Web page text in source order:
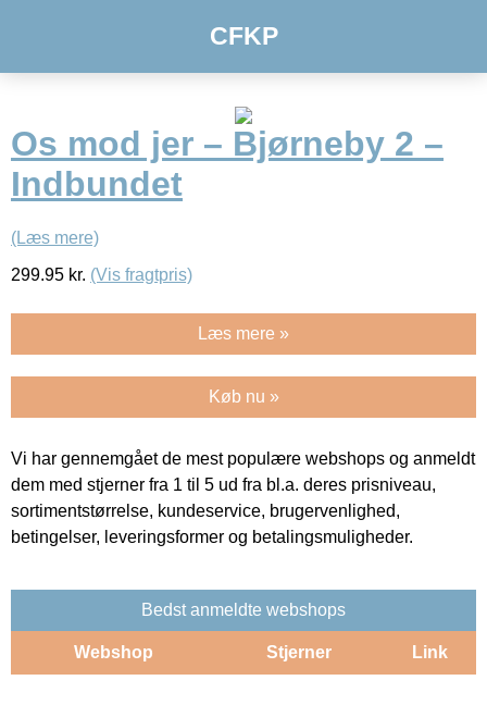
CFKP
Os mod jer – Bjørneby 2 –
Indbundet
(Læs mere)
299.95 kr. (Vis fragtpris)
Læs mere »
Køb nu »
Vi har gennemgået de mest populære webshops og anmeldt
dem med stjerner fra 1 til 5 ud fra bl.a. deres prisniveau,
sortimentstørrelse, kundeservice, brugervenlighed,
betingelser, leveringsformer og betalingsmuligheder.
Bedst anmeldte webshops
Webshop Stjerner Link